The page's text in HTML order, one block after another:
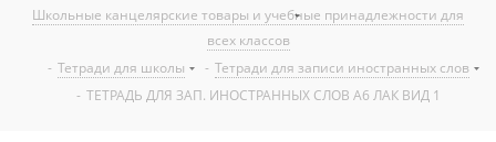
Школьные канцелярские товары и учебные принадлежности для
всех классов
- Тетради для школы - Тетради для записи иностранных слов
- ТЕТРАДЬ ДЛЯ ЗАП. ИНОСТРАННЫХ СЛОВ А6 ЛАК ВИД 1